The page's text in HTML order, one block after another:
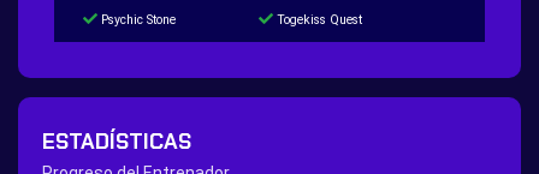
Psychic Stone Togekiss Quest
200 Great Ball Quest
Hippie Outfit Quest
ESTADÍSTICAS